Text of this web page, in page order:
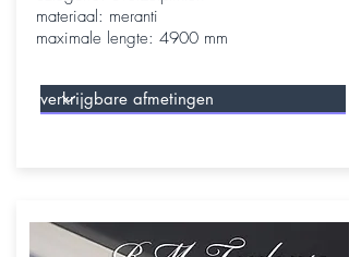
materiaal: meranti
maximale lengte: 4900 mm